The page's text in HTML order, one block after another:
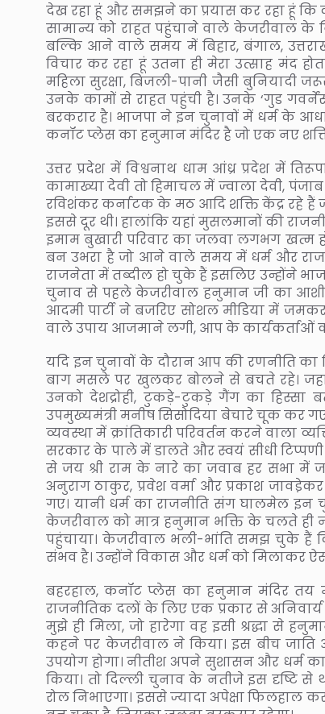
देख रहा हूं और समझने का प्रयास कर रहा हूं कि
सामान्य को राहत पहुंचाने वाले केजरीवाल
बल्कि आने वाले समय में बिहार, बंगाल,
विचार कर रहा हूं उतना ही मेरा उत्साह मंद
महिला सुरक्षा, बिजली-पानी जैसी बुनियादी
उनके कामों से राहत पहुंची है। उनके ‘गुड
बरकरार है। भाजपा ने इन चुनावों में धर्म के
कनॉट प्लेस का हनुमान मंदिर है जो एक नए
उत्तर प्रदेश में विश्वनाथ धाम आंध्र प्रदेश में
कामाख्या देवी तो हिमाचल में ज्वाला देवी, पंजाब
रविशंकर कर्नाटक के मठ आदि शक्ति केंद्र रहे हैं
इससे दूर थी। हालांकि यहां मुसलमानों की
इमाम बुखारी परिवार का जलवा लगभग खत्म
बन उभरा है जो आने वाले समय में धर्म और
राजनेता में तब्दील हो चुके हैं इसलिए उन्होंने
चुनाव से पहले केजरीवाल हनुमान जी का
आदमी पार्टी ने बजरिए सोशल मीडिया में
वाले उपाय आजमाने लगी, आप के कार्यकर्ताओं
यदि इन चुनावों के दौरान आप की रणनीति का
बाग मसले पर खुलकर बोलने से बचते रहे। जहां
उनको देशद्रोही, टुकड़े-टुकड़े गैंग का हिस्सा
उपमुख्यमंत्री मनीष सिसोदिया बेचारे चूक कर
व्यवस्था में क्रांतिकारी परिवर्तन करने वाला
सरकार के पाले में डालते और स्वयं सीधी
से जय श्री राम के नारे का जवाब हर सभा
अनुराग ठाकुर, प्रवेश वर्मा और प्रकाश
गए। यानी धर्म का राजनीति संग घालमेल इन
केजरीवाल को मात्र हनुमान भक्ति के चलते ही
पहुंचाया। केजरीवाल भली-भांति समझ चुके हैं
संभव है। उन्होंने विकास और धर्म को मिलाकर
बहरहाल, कनॉट प्लेस का हनुमान मंदिर तय
राजनीतिक दलों के लिए एक प्रकार से
मुझे ही मिला, जो हारेगा वह इसी श्रद्धा से
कहने पर केजरीवाल ने किया। इस बीच जाति
उपयोग होगा। नीतीश अपने सुशासन और धर्म
किया। तो दिल्ली चुनाव के नतीजे इस दृष्टि से
रोल निभाएगा। इससे ज्यादा अपेक्षा फिलहाल